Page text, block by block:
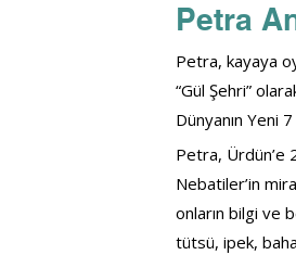
Petra
Petra, kayaya
“Gül Şehri”
Dünyanın Yeni
Petra, Ürdün’e
Nebatiler’in
onların bilgi ve
tütsü, ipek,